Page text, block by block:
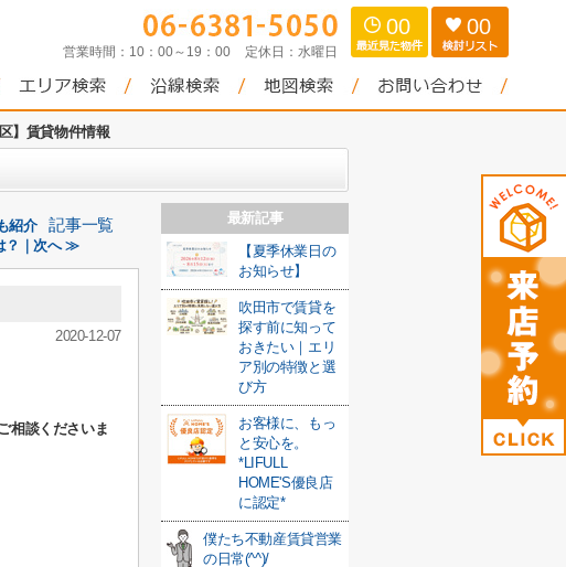
営業時間： 10：00～19：00 定休日： 水曜日
00 00
区】賃貸物件情報
紹介 記事一覧
？｜次へ ≫
2020-12-07
相談くださいま
最新記事
【夏季休業日の
お知らせ】
吹田市で賃貸を
探す前に知って
おきたい｜エリ
ア別の特徴と選
び方
お客様に、もっ
と安心を。
*LIFULL
HOME'S優良店
に認定*
僕たち不動産賃貸営業
の日常(^^)/